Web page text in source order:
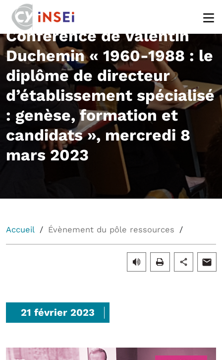
Conférence de Valentin
Duchemin « 1960-1988 : le
diplôme de directeur
d’établissement spécialisé
: genèse, formation et
candidats », mercredi 8
mars 2023
Accueil Évènement du pôle ressources
21 février 2023